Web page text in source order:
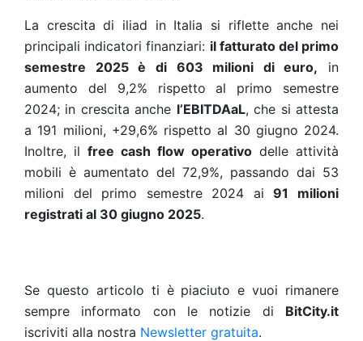
La crescita di iliad in Italia si riflette anche nei
principali indicatori finanziari: il fatturato del primo
semestre 2025 è di 603 milioni di euro, in
aumento del 9,2% rispetto al primo semestre
2024; in crescita anche l’EBITDAaL, che si attesta
a 191 milioni, +29,6% rispetto al 30 giugno 2024.
Inoltre, il free cash flow operativo delle attività
mobili è aumentato del 72,9%, passando dai 53
milioni del primo semestre 2024 ai
91 milioni
registrati al 30 giugno 2025.
Se questo articolo ti è piaciuto e vuoi rimanere
sempre informato con le notizie di BitCity.it
iscriviti alla nostra Newsletter gratuita.